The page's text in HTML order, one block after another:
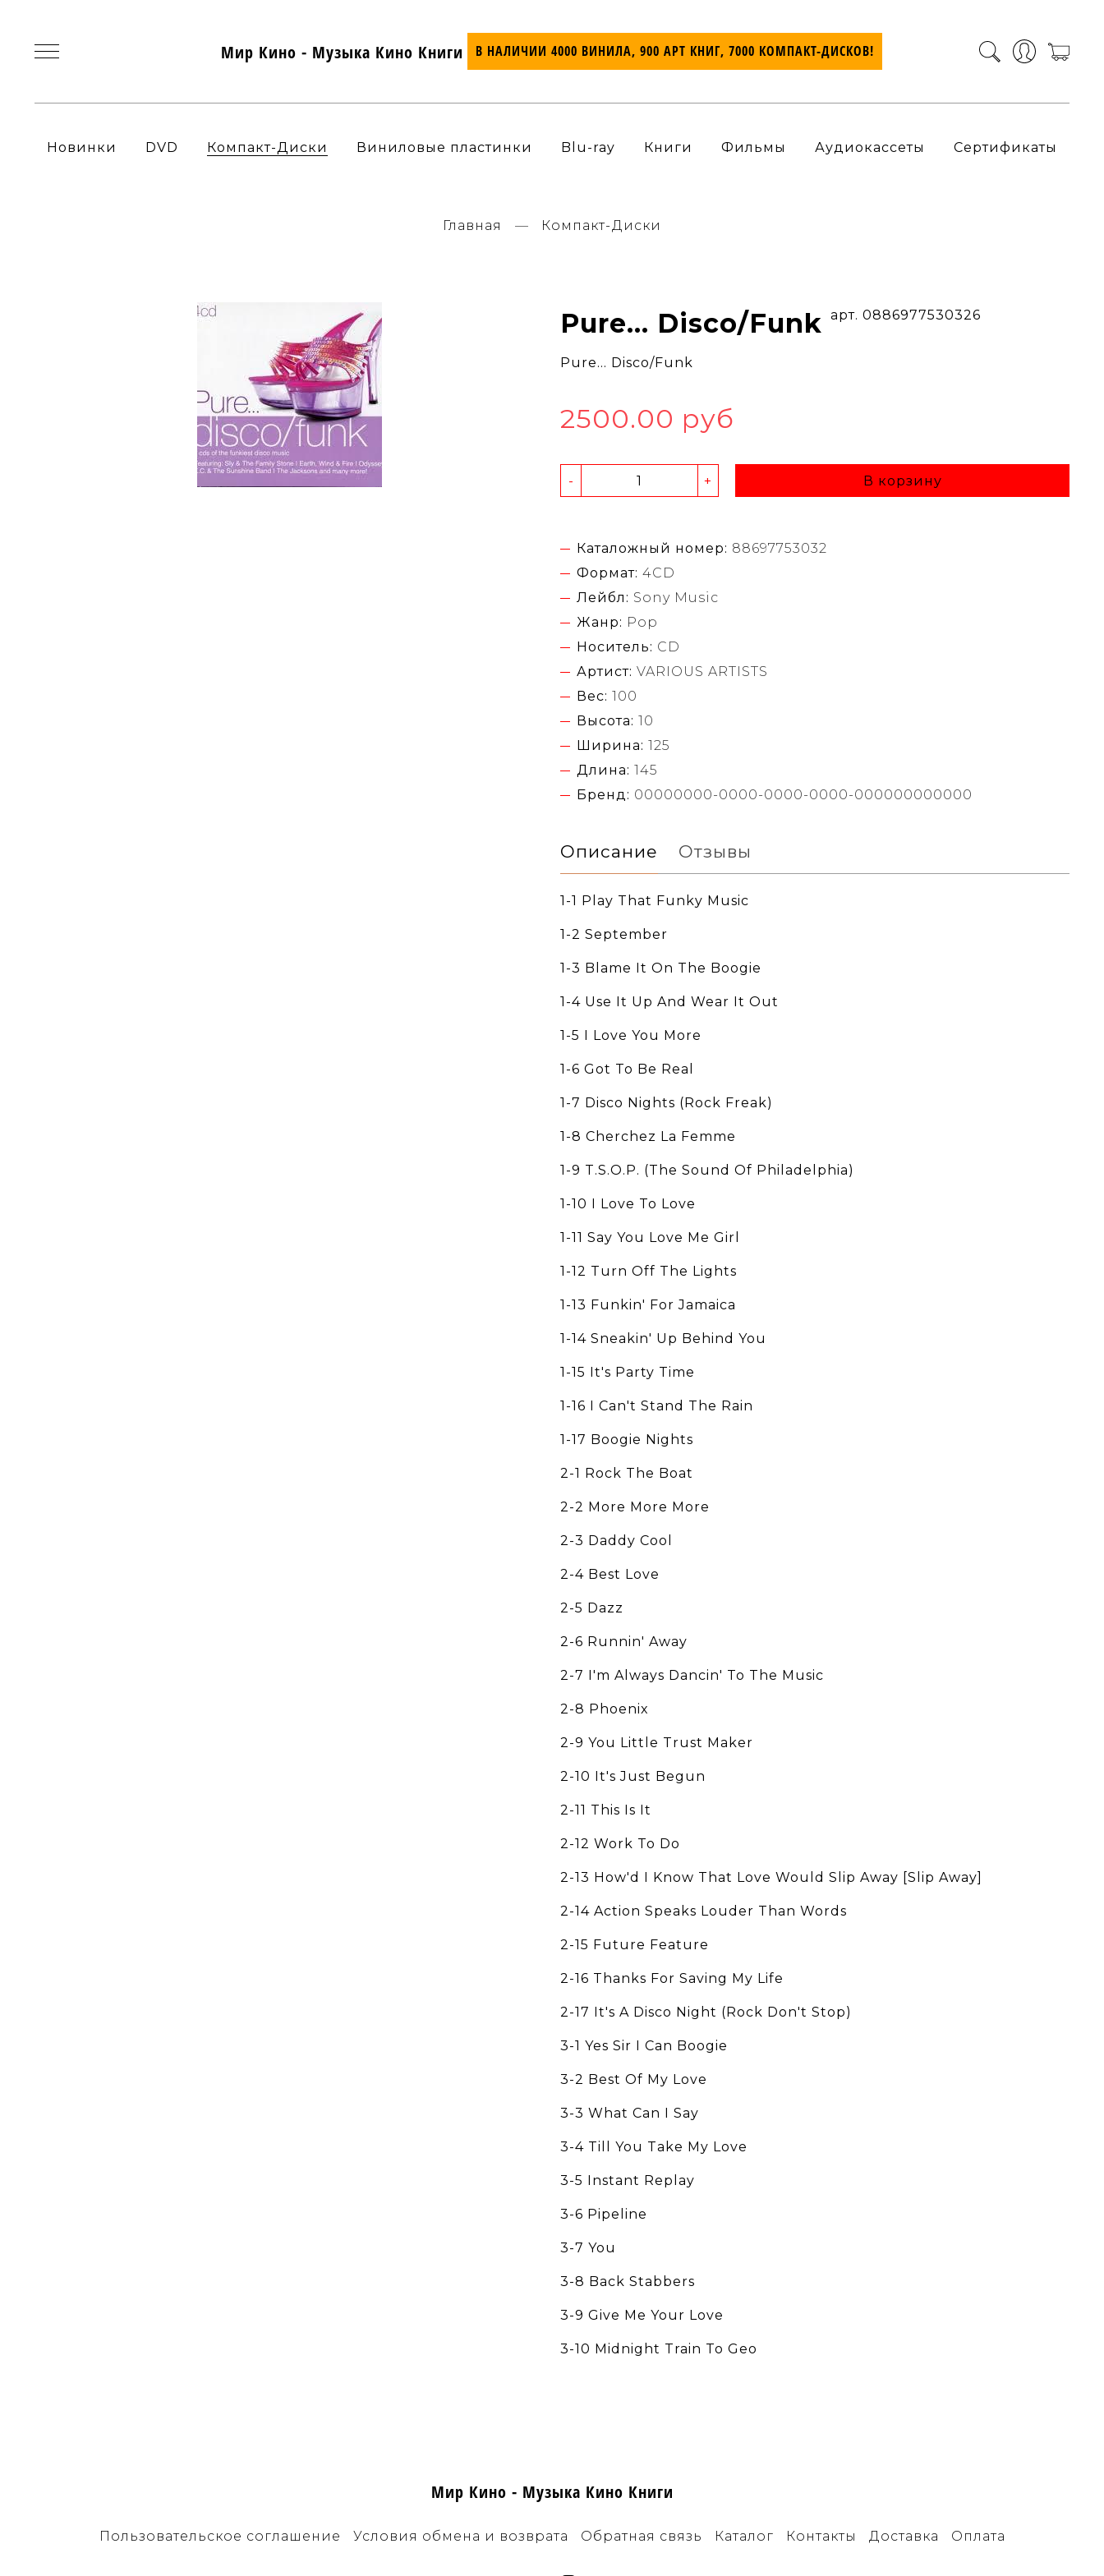
Мир Кино - Музыка Кино Книги В НАЛИЧИИ 4000 ВИНИЛА, 900 АРТ КНИГ, 7000 КОМПАКТ-ДИСКОВ!
Новинки DVD Компакт-Диски Виниловые пластинки Blu-ray Книги Фильмы Аудиокассеты Сертификаты
Главная Компакт-Диски
Pure... Disco/Funk арт. 0886977530326
Pure... Disco/Funk
2500.00 руб
- + В корзину
Каталожный номер: 88697753032
Формат: 4CD
Лейбл: Sony Music
Жанр: Pop
Носитель: CD
Артист: VARIOUS ARTISTS
Вес: 100
Высота: 10
Ширина: 125
Длина: 145
Бренд: 00000000-0000-0000-0000-000000000000
Описание Отзывы
1-1 Play That Funky Music
1-2 September
1-3 Blame It On The Boogie
1-4 Use It Up And Wear It Out
1-5 I Love You More
1-6 Got To Be Real
1-7 Disco Nights (Rock Freak)
1-8 Cherchez La Femme
1-9 T.S.O.P. (The Sound Of Philadelphia)
1-10 I Love To Love
1-11 Say You Love Me Girl
1-12 Turn Off The Lights
1-13 Funkin' For Jamaica
1-14 Sneakin' Up Behind You
1-15 It's Party Time
1-16 I Can't Stand The Rain
1-17 Boogie Nights
2-1 Rock The Boat
2-2 More More More
2-3 Daddy Cool
2-4 Best Love
2-5 Dazz
2-6 Runnin' Away
2-7 I'm Always Dancin' To The Music
2-8 Phoenix
2-9 You Little Trust Maker
2-10 It's Just Begun
2-11 This Is It
2-12 Work To Do
2-13 How'd I Know That Love Would Slip Away [Slip Away]
2-14 Action Speaks Louder Than Words
2-15 Future Feature
2-16 Thanks For Saving My Life
2-17 It's A Disco Night (Rock Don't Stop)
3-1 Yes Sir I Can Boogie
3-2 Best Of My Love
3-3 What Can I Say
3-4 Till You Take My Love
3-5 Instant Replay
3-6 Pipeline
3-7 You
3-8 Back Stabbers
3-9 Give Me Your Love
3-10 Midnight Train To Geo
Мир Кино - Музыка Кино Книги
Пользовательское соглашение Условия обмена и возврата Обратная связь Каталог Контакты Доставка Оплата